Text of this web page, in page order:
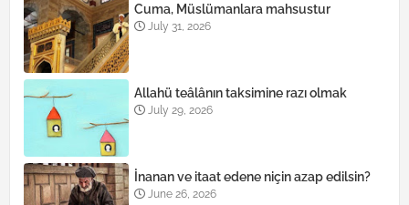
Cuma, Müslümanlara mahsustur
July 31, 2026
Allahü teâlânın taksimine razı olmak
July 29, 2026
İnanan ve itaat edene niçin azap edilsin?
June 26, 2026